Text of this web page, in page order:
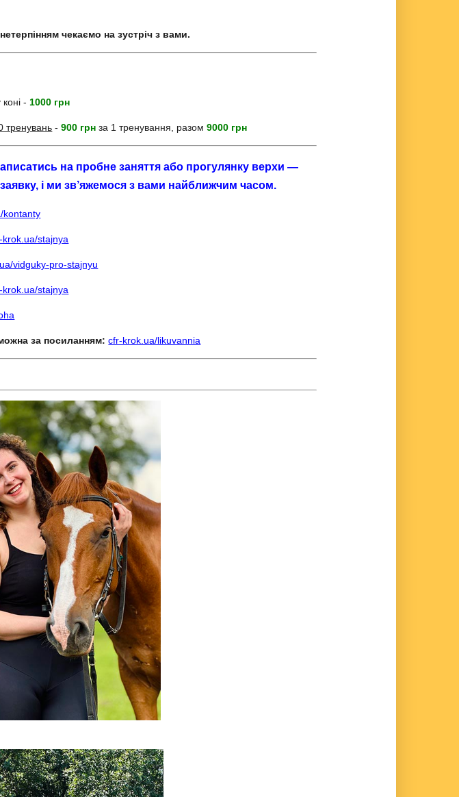
чекаємо на зустріч з вами.
- 1000 грн
тренувань -900 грн за 1 тренування, разом9000 грн
на пробне заняття або прогулянку верхи —
і ми зв’яжемося з вами найближчим часом.
kontanty
krok.ua/stajnya
vidguky-pro-stajnyu
krok.ua/stajnya
за посиланням: cfr-krok.ua/likuvannia